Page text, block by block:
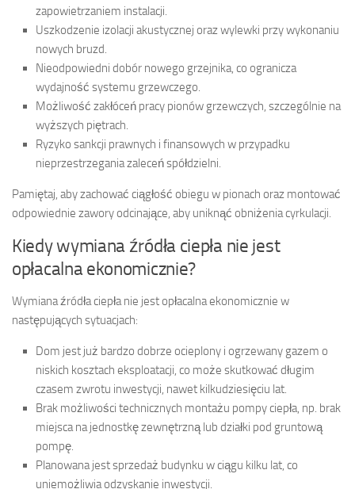
zapowietrzaniem instalacji.
Uszkodzenie izolacji akustycznej oraz wylewki przy wykonaniu
nowych bruzd.
Nieodpowiedni dobór nowego grzejnika, co ogranicza
wydajność systemu grzewczego.
Możliwość zakłóceń pracy pionów grzewczych, szczególnie na
wyższych piętrach.
Ryzyko sankcji prawnych i finansowych w przypadku
nieprzestrzegania zaleceń spółdzielni.
Pamiętaj, aby zachować ciągłość obiegu w pionach oraz montować
odpowiednie zawory odcinające, aby uniknąć obniżenia cyrkulacji.
Kiedy wymiana źródła ciepła nie jest
opłacalna ekonomicznie?
Wymiana źródła ciepła nie jest opłacalna ekonomicznie w
następujących sytuacjach:
Dom jest już bardzo dobrze ocieplony i ogrzewany gazem o
niskich kosztach eksploatacji, co może skutkować długim
czasem zwrotu inwestycji, nawet kilkudziesięciu lat.
Brak możliwości technicznych montażu pompy ciepła, np. brak
miejsca na jednostkę zewnętrzną lub działki pod gruntową
pompę.
Planowana jest sprzedaż budynku w ciągu kilku lat, co
uniemożliwia odzyskanie inwestycji.